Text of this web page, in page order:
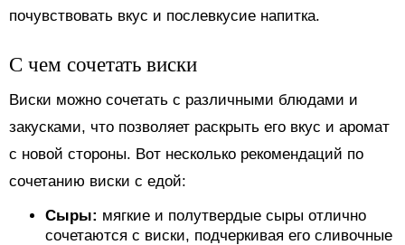
почувствовать вкус и послевкусие напитка.
С чем сочетать виски
Виски можно сочетать с различными блюдами и
закусками, что позволяет раскрыть его вкус и аромат
с новой стороны. Вот несколько рекомендаций по
сочетанию виски с едой:
Сыры: мягкие и полутвердые сыры отлично
сочетаются с виски, подчеркивая его сливочные